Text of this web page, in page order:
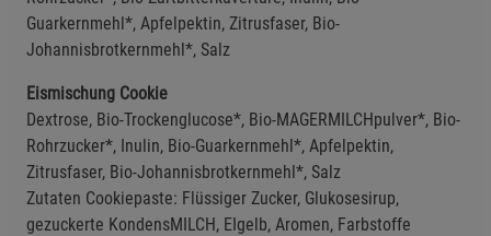
Guarkernmehl*, Apfelpektin, Zitrusfaser, Bio-
Johannisbrotkernmehl*, Salz
Eismischung Cookie
Dextrose, Bio-Trockenglucose*, Bio-MAGERMILCHpulver*, Bio-
Rohrzucker*, Inulin, Bio-Guarkernmehl*, Apfelpektin,
Zitrusfaser, Bio-Johannisbrotkernmehl*, Salz
Zutaten Cookiepaste: Flüssiger Zucker, Glukosesirup,
gezuckerte KondensMILCH, EIgelb, Aromen, Farbstoffe